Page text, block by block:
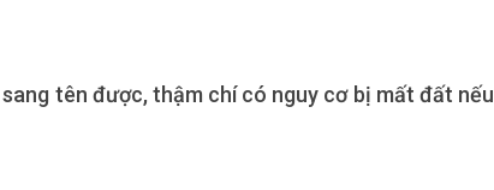
tên được, thậm chí có nguy cơ bị mất đất nếu